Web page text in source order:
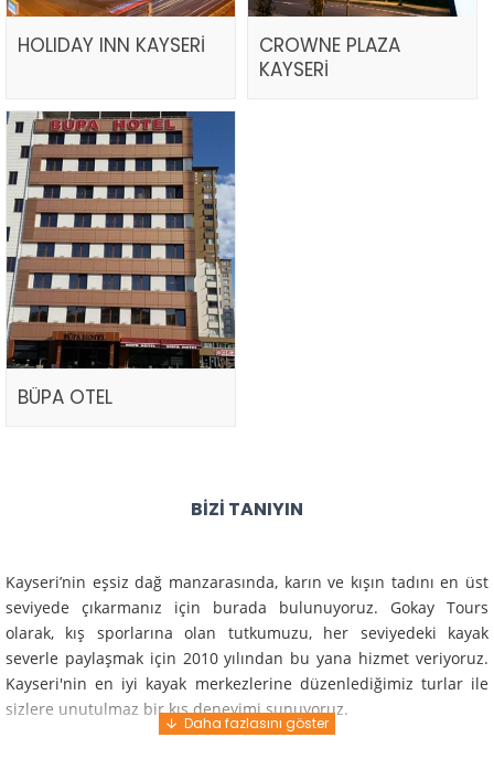
HOLIDAY INN KAYSERİ
CROWNE PLAZA
KAYSERİ
BÜPA OTEL
BIZI TANIYIN
Kayseri’nin eşsiz dağ manzarasında, karın ve kışın tadını en üst
seviyede çıkarmanız için burada bulunuyoruz. Gokay Tours
olarak, kış sporlarına olan tutkumuzu, her seviyedeki kayak
severle paylaşmak için 2010 yılından bu yana hizmet veriyoruz.
Kayseri'nin en iyi kayak merkezlerine düzenlediğimiz turlar ile
sizlere unutulmaz bir kış deneyimi sunuyoruz.